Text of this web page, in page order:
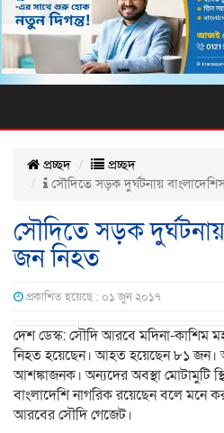
প্রচ্ছদ
প্রচ্ছদ
সৌদিতে সড়ক দুর্ঘটনায়
সৌদিতে সড়ক
জন নিহত
প্রকাশিত হয়েছে : ০১ জুন ২০১৭
দেশ ডেস্ক: সৌদি আরবে মদিনা-কাশিম
নিহত হয়েছেন। আহত হয়েছেন ৮১ জন।
আশঙ্কাজনক। অন্যদের অবস্থা মোটামুটি
বাংলাদেশি নাগরিক রয়েছেন বলে মনে
আরবের সৌদি গেজেট।